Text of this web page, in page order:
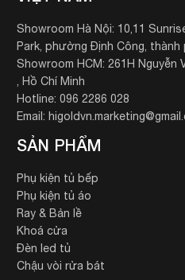
Showroom Hà Nội: 10,11
Park, phường Định Công, thành
Showroom HCM: 261H Nguyễn
, Hồ Chí Minh
Hotline: 096 2286 028
Email:
SẢN PHẨM
Phụ kiện tủ bếp
Phụ kiện tủ áo
Ray & Bản lề
Khoá cửa
Đèn led tủ
Chậu vòi rửa bát